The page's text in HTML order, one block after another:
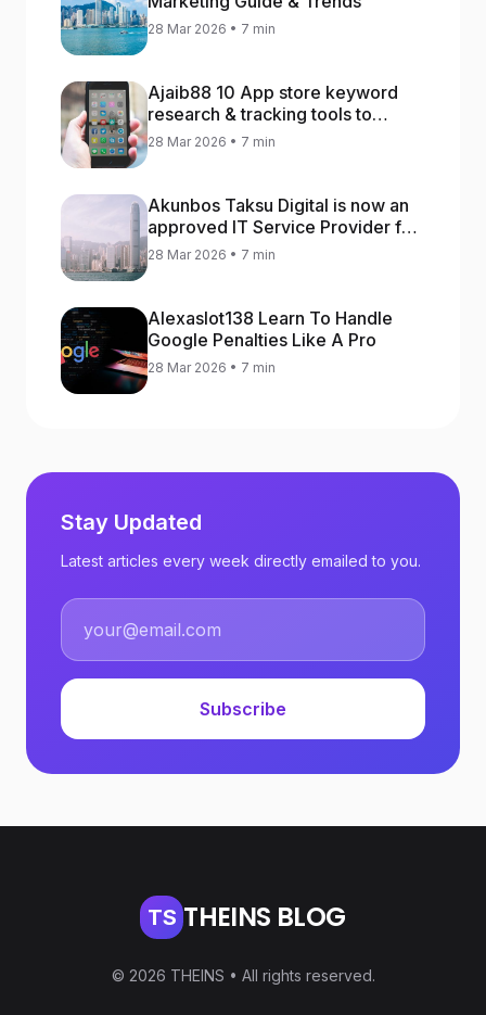
28 Mar 2026 • 7 min
Ajaib88 10 App store keyword
research & tracking tools to
increase app rankings
28 Mar 2026 • 7 min
Akunbos Taksu Digital is now an
approved IT Service Provider for
the Hong Kong Distance Business
28 Mar 2026 • 7 min
Alexaslot138 Learn To Handle
Google Penalties Like A Pro
28 Mar 2026 • 7 min
Stay Updated
Latest articles every week directly emailed to you.
Subscribe
TS THEINS BLOG
© 2026 THEINS • All rights reserved.